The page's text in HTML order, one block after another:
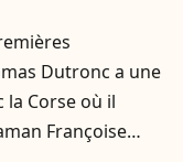
Dutronc a une
la Corse où il
Françoise